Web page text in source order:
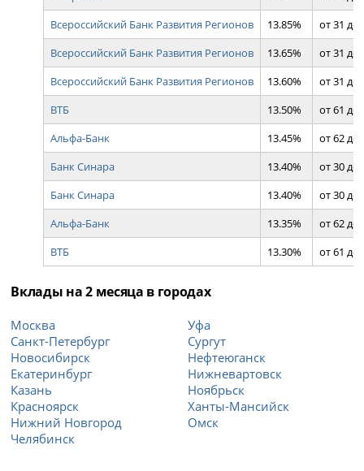
Всероссийский Банк Развития Регионов
13.85%
от 31 до
Всероссийский Банк Развития Регионов
13.65%
от 31 до
Всероссийский Банк Развития Регионов
13.60%
от 31 до
ВТБ
13.50%
от 61 до
Альфа-Банк
13.45%
от 62 до
Банк Синара
13.40%
от 30 до
Банк Синара
13.40%
от 30 до
Альфа-Банк
13.35%
от 62 до
ВТБ
13.30% от 61 до
Вклады на 2 месяца в городах
Москва
Санкт-Петербург
Новосибирск
Екатеринбург
Казань
Красноярск
Нижний Новгород
Челябинск
Уфа
Сургут
Нефтеюганск
Нижневартовск
Ноябрьск
Ханты-Мансийск
Омск